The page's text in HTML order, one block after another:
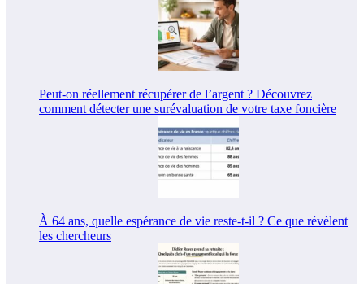
Peut-on réellement récupérer de l’argent ? Découvrez
comment détecter une surévaluation de votre taxe foncière
À 64 ans, quelle espérance de vie reste-t-il ? Ce que révèlent
les chercheurs